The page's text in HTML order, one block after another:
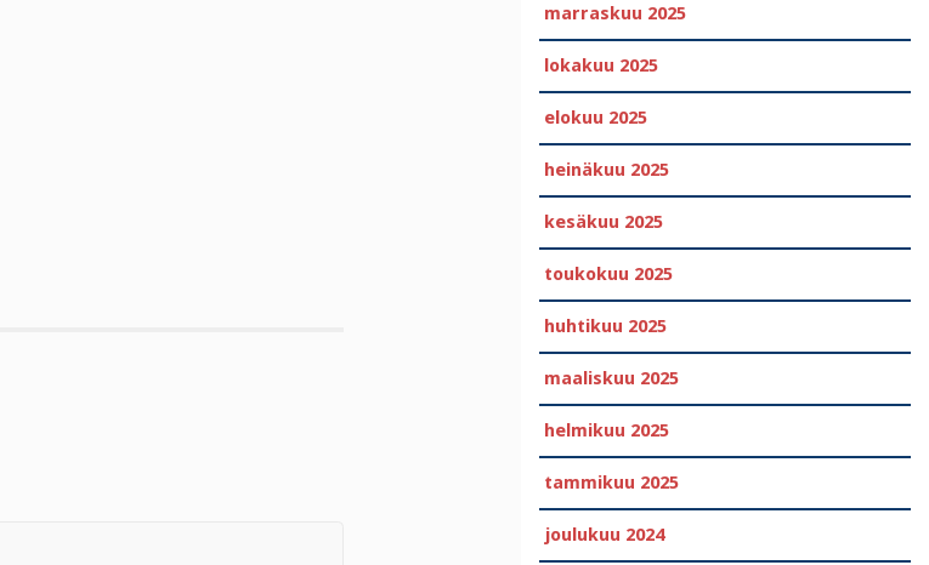
marraskuu 2025
lokakuu 2025
elokuu 2025
heinäkuu 2025
kesäkuu 2025
toukokuu 2025
huhtikuu 2025
maaliskuu 2025
helmikuu 2025
tammikuu 2025
joulukuu 2024